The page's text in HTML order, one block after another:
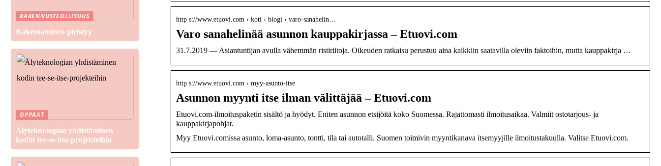
http s://www.etuovi.com › koti › blogi › varo-sanahelin…
Varo sanahelinää asunnon kauppakirjassa – Etuovi.com
31.7.2019 — Asiantuntijan avulla vähemmän ristiriitoja. Oikeuden ratkaisu perustuu aina kaikkiin saatavilla oleviin faktoihin, mutta kauppakirja …
http s://www.etuovi.com › myy-asunto-itse
Asunnon myynti itse ilman välittäjää – Etuovi.com
Etuovi.com-ilmoituspaketin sisältö ja hyödyt. Eniten asunnon etsijöitä koko Suomessa. Rajattomasti ilmoitusaikaa. Valmiit ostotarjous- ja
kauppakirjapohjat.
Myy Etuovi.comissa asunto, loma-asunto, tontti, tila tai autotalli. Suomen toimivin myyntikanava itsemyyjille ilmoitustakuulla. Valitse Etuovi.com.
RAKENNUSTEOLLISUUS
Rakentaminen piristyy
OPPAAT
Älyteknologian yhdistäminen
kodin tee-se-itse-projekteihin